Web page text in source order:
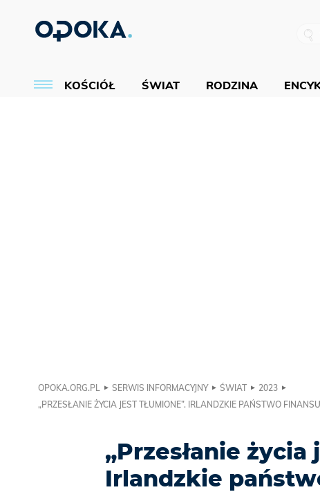
KOŚCIÓŁ ŚWIAT RODZINA
OPOKA.ORG.PL SERWIS INFORMACYJNY ŚWIAT
2023
„PRZESŁANIE ŻYCIA JEST TŁUMIONE”. IRLANDZKIE PAŃSTWO
„Przesłanie życia
Irlandzkie